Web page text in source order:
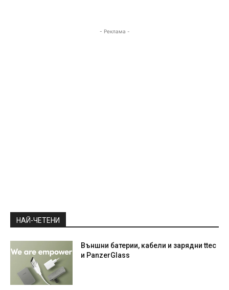
- Реклама -
НАЙ-ЧЕТЕНИ
Външни батерии, кабели и зарядни ttec
и PanzerGlass